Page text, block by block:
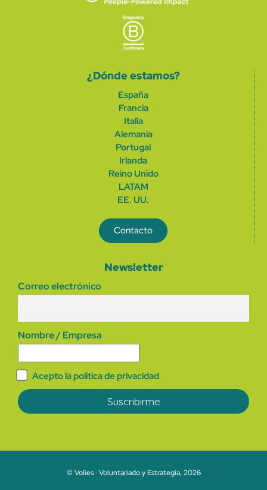
¿Dónde estamos?
España
Francia
Italia
Alemania
Portugal
Irlanda
Reino Unido
LATAM
EE. UU.
Contacto
Newsletter
Correo electrónico
Nombre / Empresa
Acepto la política de privacidad
© Volies · Voluntariado y Estrategia, 2026